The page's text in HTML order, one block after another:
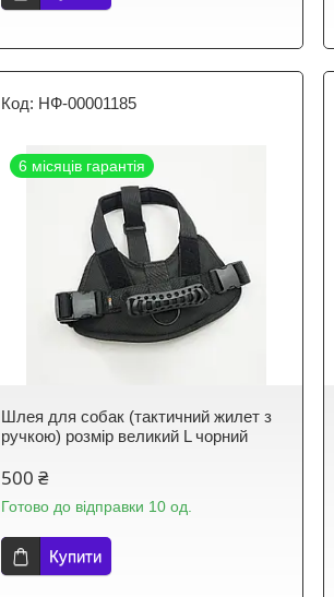
НФ-00001185
6 місяців гарантія
Шлея для собак (тактичний жилет з
ручкою) розмір великий L чорний
500 ₴
Готово до відправки 10 од.
Купити